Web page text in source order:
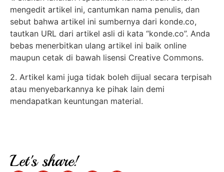
mengedit artikel ini, cantumkan nama penulis, dan
sebut bahwa artikel ini sumbernya dari konde.co,
tautkan URL dari artikel asli di kata “konde.co”. Anda
bebas menerbitkan ulang artikel ini baik online
maupun cetak di bawah lisensi Creative Commons.
2. Artikel kami juga tidak boleh dijual secara terpisah
atau menyebarkannya ke pihak lain demi
mendapatkan keuntungan material.
Let's share!